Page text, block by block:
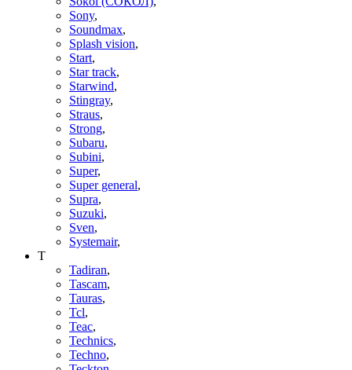
Sony,
Soundmax,
Splash vision,
Start,
Star track,
Starwind,
Stingray,
Straus,
Strong,
Subaru,
Subini,
Super,
Super general,
Supra,
Suzuki,
Sven,
Systemair,
T
Tadiran,
Tascam,
Tauras,
Tcl,
Teac,
Technics,
Techno,